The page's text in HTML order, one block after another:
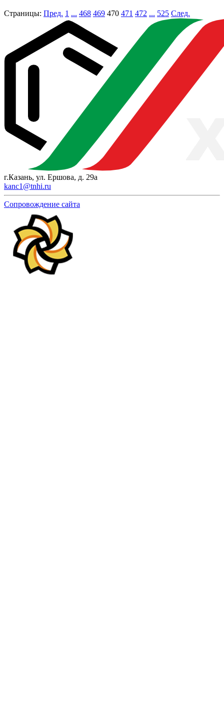
Страницы: Пред. 1 ... 468 469 470 471 472 ... 525 След.
г.Казань, ул. Ершова, д. 29а
kanc1@tnhi.ru
Сопровождение сайта